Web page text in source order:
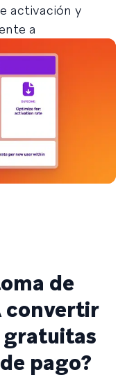
activación y
a
de
convertir
gratuitas
pago?